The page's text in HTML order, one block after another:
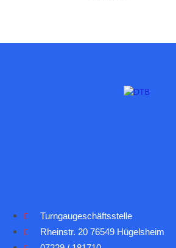
Turngaugeschäftsstelle
Rheinstr. 20 76549 Hügelsheim